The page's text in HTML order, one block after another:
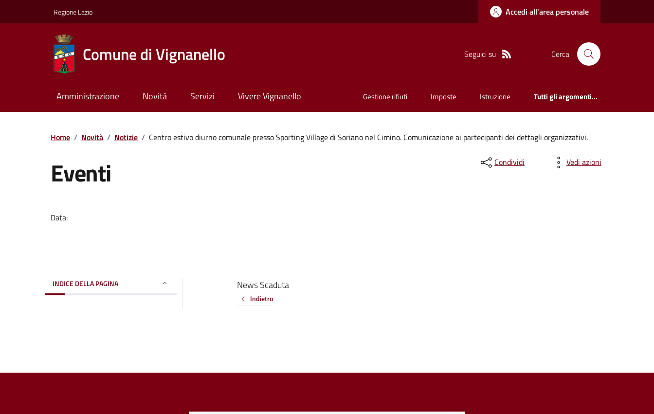
Regione Lazio Accedi all'area personale
Comune di Vignanello Seguici su Cerca
Amministrazione Novità Servizi Vivere Vignanello Gestione rifiuti Imposte Istruzione Tutti gli argomenti...
Home / Novità / Notizie / Centro estivo diurno comunale presso Sporting Village di Soriano nel Cimino. Comunicazione ai partecipanti dei dettagli organizzativi.
Eventi
Data:
Condividi Vedi azioni
INDICE DELLA PAGINA News Scaduta
Indietro